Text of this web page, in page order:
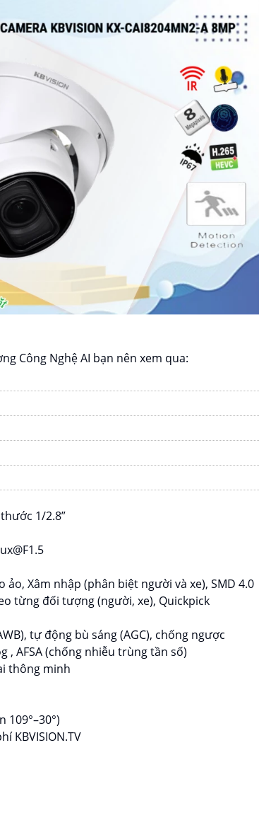
Công Nghệ AI bạn nên xem qua:
1/2.8”
Xâm nhập (phân biệt người và xe), SMD 4.0
từng đối tượng (người, xe), Quickpick
tự động bù sáng (AGC), chống ngược
, AFSA (chống nhiễu trùng tần số)
thông minh
109°–30°)
KBVISION.TV